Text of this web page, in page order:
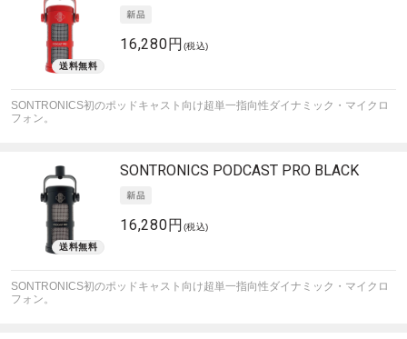
16,280円 (税込)
SONTRONICS初のポッドキャスト向け超単一指向性ダイナミック・マイクロ
フォン。
SONTRONICS PODCAST PRO BLACK
16,280円 (税込)
SONTRONICS初のポッドキャスト向け超単一指向性ダイナミック・マイクロ
フォン。